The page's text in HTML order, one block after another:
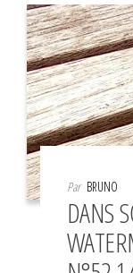
Par BRUNO
DANS